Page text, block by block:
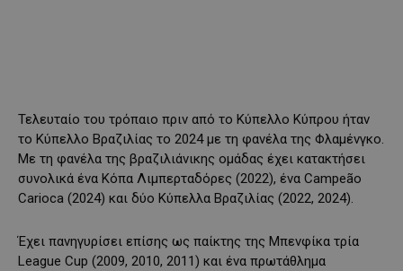
Τελευταίο του τρόπαιο πριν από το Κύπελλο Κύπρου ήταν
το Κύπελλο Βραζιλίας το 2024 με τη φανέλα της Φλαμένγκο.
Με τη φανέλα της βραζιλιάνικης ομάδας έχει κατακτήσει
συνολικά ένα Κόπα Λιμπερταδόρες (2022), ένα Campeão
Carioca (2024) και δύο Κύπελλα Βραζιλίας (2022, 2024).
Έχει πανηγυρίσει επίσης ως παίκτης της Μπενφίκα τρία
League Cup (2009, 2010, 2011) και ένα πρωτάθλημα